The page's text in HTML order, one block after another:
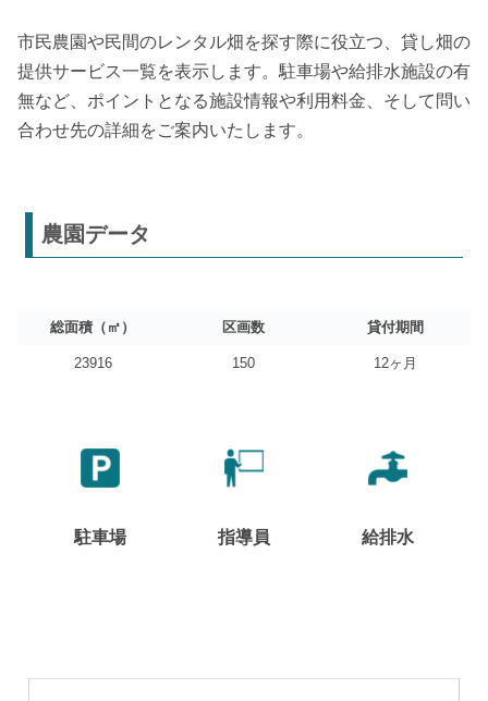
市民農園や民間のレンタル畑を探す際に役立つ、貸し畑の
提供サービス一覧を表示します。駐車場や給排水施設の有
無など、ポイントとなる施設情報や利用料金、そして問い
合わせ先の詳細をご案内いたします。
農園データ
総面積（㎡） 区画数 貸付期間
23916 150 12ヶ月
駐車場 指導員 給排水